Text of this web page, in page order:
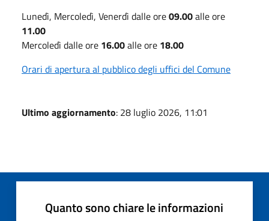
Lunedì, Mercoledì, Venerdì dalle ore09.00alle ore
11.00
Mercoledì dalle ore 16.00alle ore 18.00
Orari di apertura al pubblico degli uffici del Comune
Ultimo aggiornamento: 28 luglio 2026, 11:01
Quanto sono chiare le informazioni